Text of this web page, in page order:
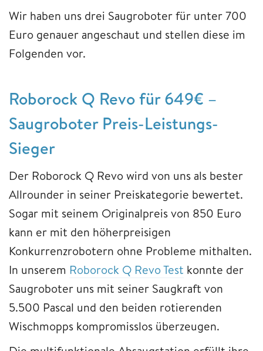
Wir haben uns drei Saugroboter für unter 700
Euro genauer angeschaut und stellen diese im
Folgenden vor.
Roborock Q Revo für 649€ –
Saugroboter Preis-Leistungs-
Sieger
Der Roborock Q Revo wird von uns als bester
Allrounder in seiner Preiskategorie bewertet.
Sogar mit seinem Originalpreis von 850 Euro
kann er mit den höherpreisigen
Konkurrenzrobotern ohne Probleme mithalten.
In unserem Roborock Q Revo Test konnte der
Saugroboter uns mit seiner Saugkraft von
5.500 Pascal und den beiden rotierenden
Wischmopps kompromisslos überzeugen.